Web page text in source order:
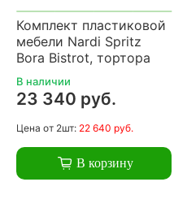
Комплект пластиковой
мебели Nardi Spritz
Bora Bistrot, тортора
В наличии
23 340 руб.
Цена от 2шт: 22 640 руб.
В корзину